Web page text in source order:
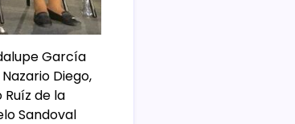
García
Diego,
de la
Sandoval